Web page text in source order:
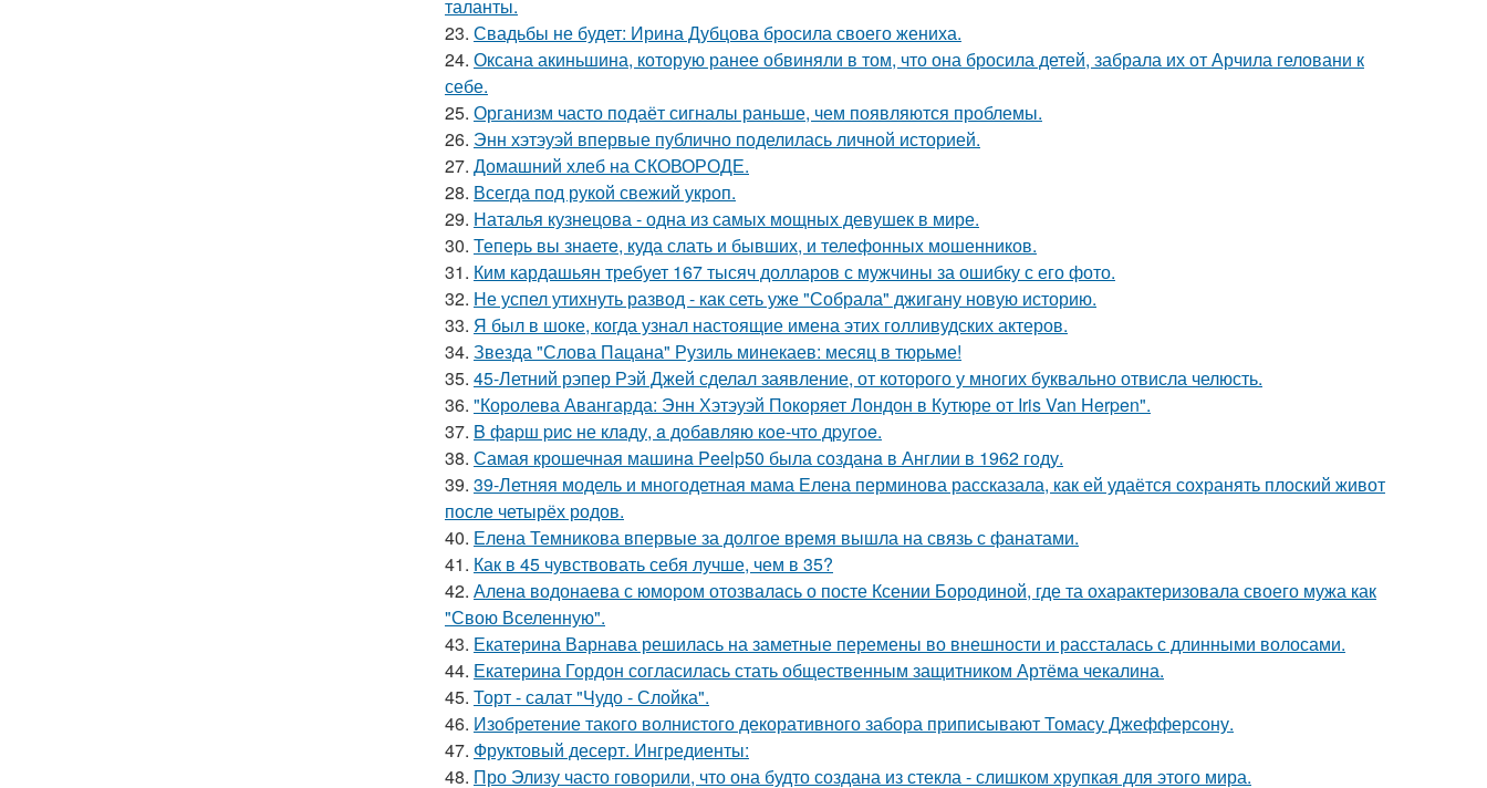
таланты.
23. Свадьбы не будет: Ирина Дубцова бросила своего жениха.
24. Оксана акиньшина, которую ранее обвиняли в том, что она бросила детей, забрала их от Арчила геловани к
себе.
25. Организм часто подаёт сигналы раньше, чем появляются проблемы.
26. Энн хэтэуэй впервые публично поделилась личной историей.
27. Домашний хлеб на СКОВОРОДЕ.
28. Всегда под рукой свежий укроп.
29. Наталья кузнецова - одна из самых мощных девушек в мире.
30. Теперь вы знaетe, куда слать и бывших, и телeфонныx мошенников.
31. Ким кардашьян требует 167 тысяч долларов с мужчины за ошибку с его фото.
32. Не успел утихнуть развод - как сеть уже "Собрала" джигану новую историю.
33. Я был в шоке, когда узнал настоящие имена этих голливудских актеров.
34. Звезда "Слова Пацана" Рузиль минекаев: месяц в тюрьме!
35. 45-Летний рэпер Рэй Джей сделал заявление, от которого у многих буквально отвисла челюсть.
36. "Королева Авангарда: Энн Хэтэуэй Покоряет Лондон в Кутюре от Iris Van Herpen".
37. B фapш pиc не клaду, a дoбaвляю кoе-чтo дpугoe.
38. Самая крошечная машинa Peelp50 была созданa в Англии в 1962 году.
39. 39-Летняя модель и многодетная мама Елена перминова рассказала, как ей удаётся сохранять плоский живот
после четырёх родов.
40. Елена Темникова впервые за долгое время вышла на связь с фанатами.
41. Как в 45 чувствовать себя лучше, чем в 35?
42. Алена водонаева с юмором отозвалась о посте Ксении Бородиной, где та охарактеризовала своего мужа как
"Свою Вселенную".
43. Екатерина Варнава решилась на заметные перемены во внешности и рассталась с длинными волосами.
44. Екатерина Гордон согласилась стать общественным защитником Артёма чекалина.
45. Торт - салат "Чудо - Слойка".
46. Изобретение такого волнистого декоративного забора приписывают Томасу Джефферсону.
47. Фруктовый десерт. Ингредиенты:
48. Про Элизу часто говорили, что она будто создана из стекла - слишком хрупкая для этого мира.